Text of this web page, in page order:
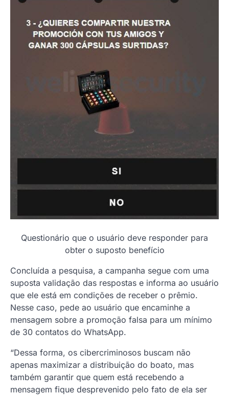
Questionário que o usuário deve responder para
obter o suposto benefício
Concluída a pesquisa, a campanha segue com uma
suposta validação das respostas e informa ao usuário
que ele está em condições de receber o prêmio.
Nesse caso, pede ao usuário que encaminhe a
mensagem sobre a promoção falsa para um mínimo
de 30 contatos do WhatsApp.
“Dessa forma, os cibercriminosos buscam não
apenas maximizar a distribuição do boato, mas
também garantir que quem está recebendo a
mensagem fique desprevenido pelo fato de ela ser